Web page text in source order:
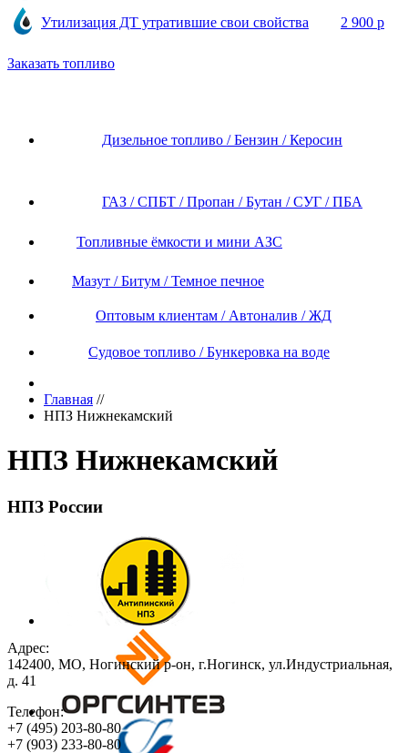
Утилизация ДТ утратившие свои свойства 2 900 р
Заказать топливо
Дизельное топливо / Бензин / Керосин
ГАЗ / СПБТ / Пропан / Бутан / СУГ / ПБА
Топливные ёмкости и мини АЗС
Мазут / Битум / Темное печное
Оптовым клиентам / Автоналив / ЖД
Судовое топливо / Бункеровка на воде
Главная //
НПЗ Нижнекамский
НПЗ Нижнекамский
НПЗ России
Адрес:
142400, МО, Ногинский р-он, г.Ногинск, ул.Индустриальная,
д. 41
Телефон:
+7 (495) 203-80-80
+7 (903) 233-80-80